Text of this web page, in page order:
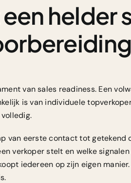
helder
van sales readiness. Een
is van individuele
van eerste contact tot
verkoper stelt en welke
iedereen op zijn eigen